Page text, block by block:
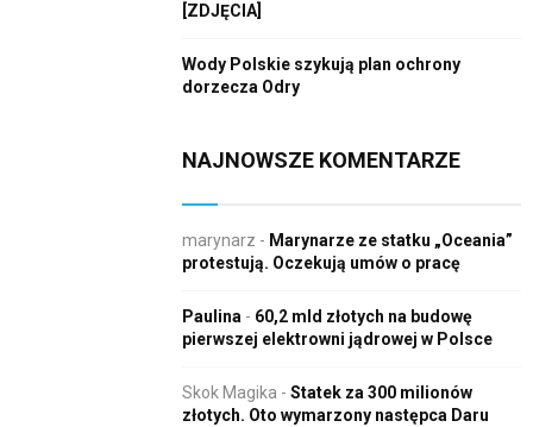
[ZDJĘCIA]
Wody Polskie szykują plan ochrony
dorzecza Odry
NAJNOWSZE KOMENTARZE
marynarz - Marynarze ze statku „Oceania”
protestują. Oczekują umów o pracę
Paulina - 60,2 mld złotych na budowę
pierwszej elektrowni jądrowej w Polsce
Skok Magika - Statek za 300 milionów
złotych. Oto wymarzony następca Daru